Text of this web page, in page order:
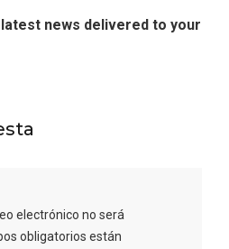
news delivered to your
electrónico no será
obligatorios están
de Fuenterrebollo